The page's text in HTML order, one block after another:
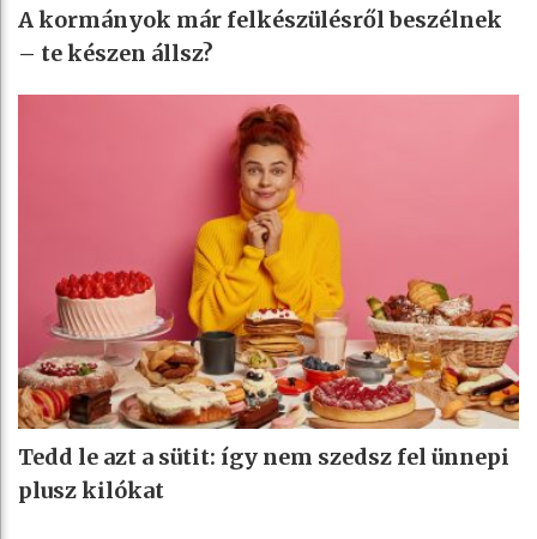
A kormányok már felkészülésről beszélnek
– te készen állsz?
Tedd le azt a sütit: így nem szedsz fel ünnepi
plusz kilókat